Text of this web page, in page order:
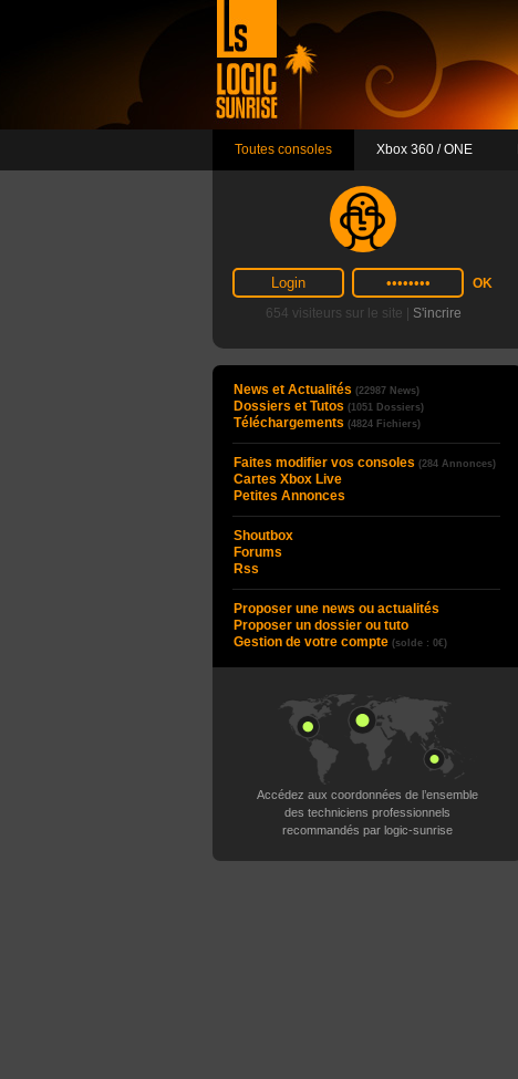
Toutes consoles Xbox 360 / ONE
654 visiteurs sur le site | S'incrire
News et Actualités (22987 News)
Dossiers et Tutos (1051 Dossiers)
Téléchargements (4824 Fichiers)
Faites modifier vos consoles (284 Annonces)
Cartes Xbox Live
Petites Annonces
Shoutbox
Forums
Rss
Proposer une news ou actualités
Proposer un dossier ou tuto
Gestion de votre compte (solde : 0€)
Accédez aux coordonnées de l’ensemble
des techniciens professionnels
recommandés par logic-sunrise